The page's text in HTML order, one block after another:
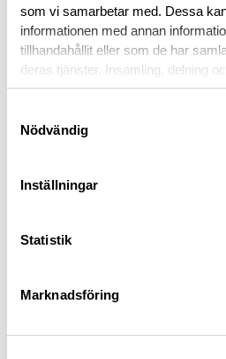
som vi samarbetar med. Dessa
informationen med annan
tillhandahållit eller som de har
deras tjänster. Insamling, delning
personuppgifter kan användas för
Nödvändig
Inställningar
Statistik
Marknadsföring
OM VARUMÄRKET
BENRIGGAR